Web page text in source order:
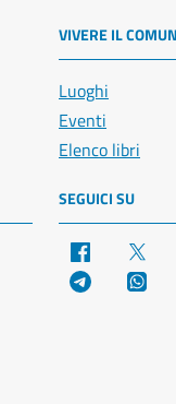
VIVERE IL
Luoghi
Eventi
Elenco libri
SEGUICI SU
Facebook
Telegram